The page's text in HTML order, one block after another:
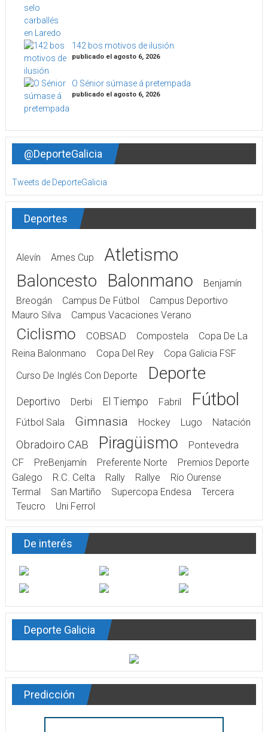
142 bos motivos de ilusión
publicado el agosto 6, 2026
O Sénior súmase á pretempada
publicado el agosto 6, 2026
@DeporteGalicia
Tweets de DeporteGalicia
Deportes
Alevín Ames Cup Atletismo
Baloncesto Balonmano
Benjamín
Breogán
Campus De Fútbol
Campus Deportivo
Mauro Silva
Campus Vacaciones Verano
Ciclismo COBSAD Compostela
Copa De La
Reina Balonmano
Copa Del Rey
Copa Galicia FSF
Curso De Inglés Con Deporte
Deporte
Deportivo Derbi El Tiempo Fabril Fútbol
Fútbol Sala Gimnasia Hockey Lugo Natación
Obradoiro CAB Piragüismo
Pontevedra
CF
PreBenjamín Preferente Norte
Premios Deporte
Galego
R.C. Celta Rally Rallye
Río Ourense
Termal
San Martiño Supercopa Endesa
Tercera
Teucro
Uni Ferrol
De interés
Deporte Galicia
Predicción